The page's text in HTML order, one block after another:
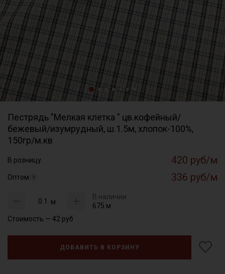
Пестрядь "Мелкая клетка " цв.кофейный/
бежевый/изумрудный, ш.1.5м, хлопок-100%,
150гр/м.кв
В розницу 420 руб/м
Оптом 336 руб/м
м
В наличии
675 м
Стоимость — 42 руб
ДОБАВИТЬ В КОРЗИНУ